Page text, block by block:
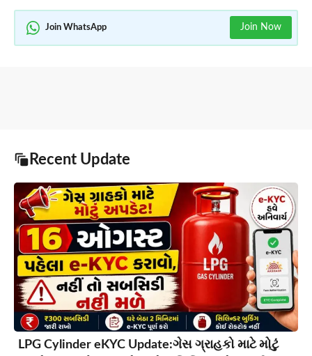
Join WhatsApp Join Now
Recent Update
LPG Cylinder eKYC Update:ગેસ ગ્રાહકો માટે મોટું